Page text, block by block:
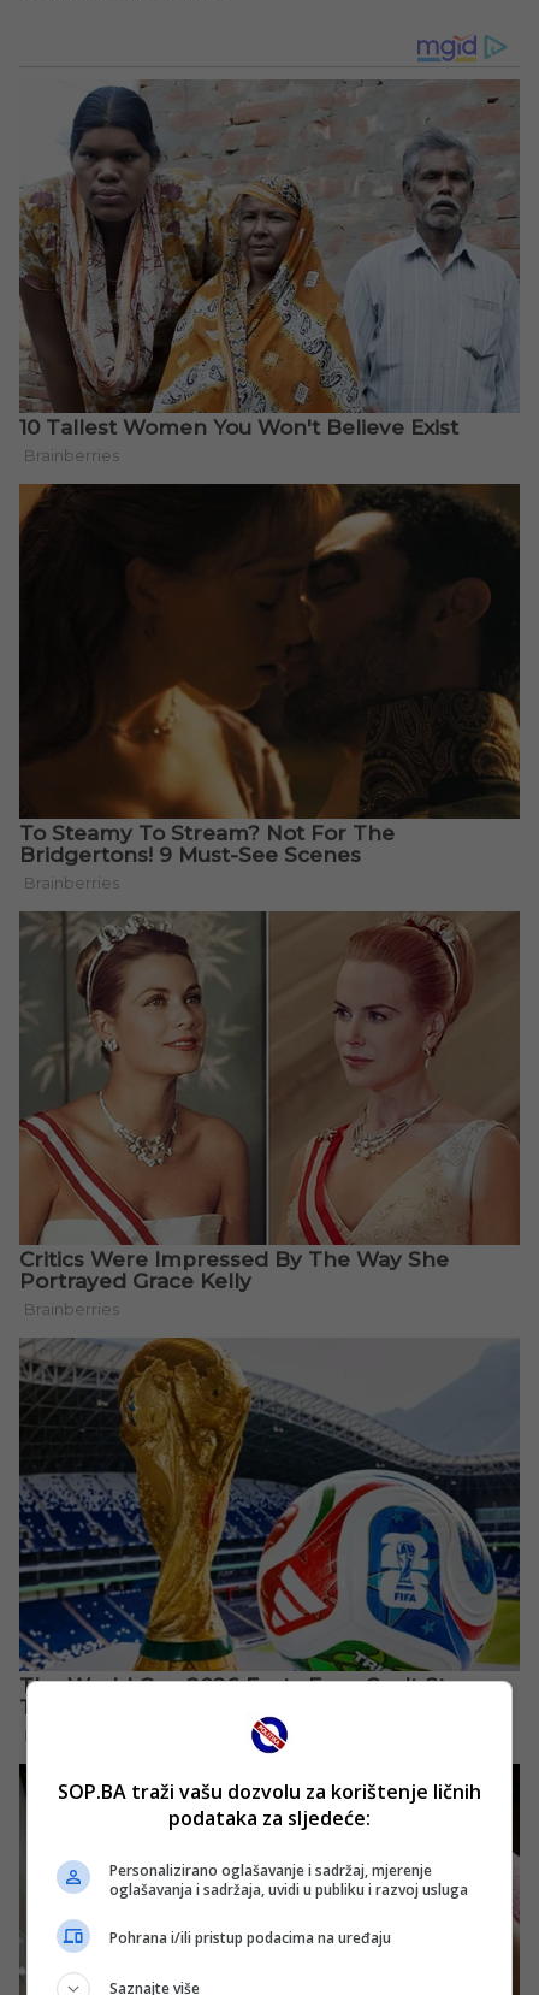
SOP.BA traži vašu dozvolu za korištenje ličnih
podataka za sljedeće:
Personalizirano oglašavanje i sadržaj, mjerenje
oglašavanja i sadržaja, uvidi u publiku i razvoj usluga
Pohrana i/ili pristup podacima na uređaju
Saznajte više